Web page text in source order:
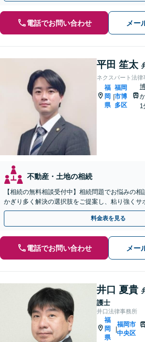
電話でお問い合わせ メー
平田 笙太
ネクスパート法
福
岡
県
|
福岡
市博
多区
1
不動産・土地の相続
【相続の無料相談受付中】相続問題でお悩みの
かぎり多く解決の選択肢をご提案し、粘り強くサ
料金表を見る
電話でお問い合わせ メー
井口 夏貴
護士
井口法律事務所
福
岡
県
|
福岡市
中央区